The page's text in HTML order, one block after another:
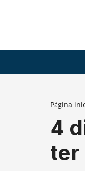
Página
4
ter